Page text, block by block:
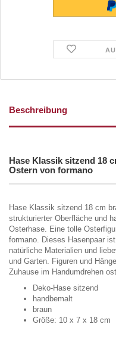
Beschreibung
Hase Klassik sitzend 18
Ostern von formano
Hase Klassik sitzend 18 cm
strukturierter Oberfläche und
Osterhase. Eine tolle
formano. Dieses Hasenpaar
natürliche Materialien und
und Garten. Figuren und
Zuhause im Handumdrehen
Deko-Hase sitzend
handbemalt
braun
Größe: 10 x 7 x 18 cm